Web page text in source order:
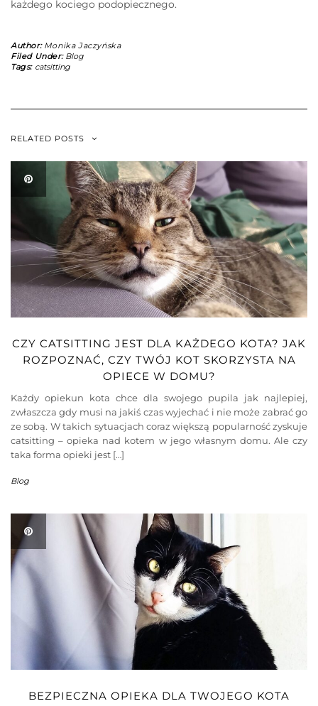
każdego kociego podopiecznego.
Author: Monika Jaczyńska
Filed Under: Blog
Tags: catsitting
RELATED POSTS
CZY CATSITTING JEST DLA KAŻDEGO KOTA? JAK
ROZPOZNAĆ, CZY TWÓJ KOT SKORZYSTA NA
OPIECE W DOMU?
Każdy opiekun kota chce dla swojego pupila jak najlepiej,
zwłaszcza gdy musi na jakiś czas wyjechać i nie może zabrać go
ze sobą. W takich sytuacjach coraz większą popularność zyskuje
catsitting – opieka nad kotem w jego własnym domu. Ale czy
taka forma opieki jest […]
Blog
BEZPIECZNA OPIEKA DLA TWOJEGO KOTA